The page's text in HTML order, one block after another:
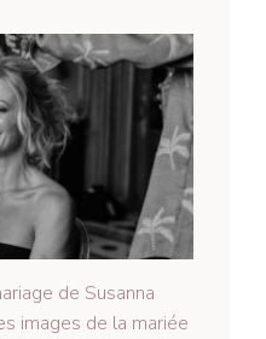
de Susanna
images de la mariée